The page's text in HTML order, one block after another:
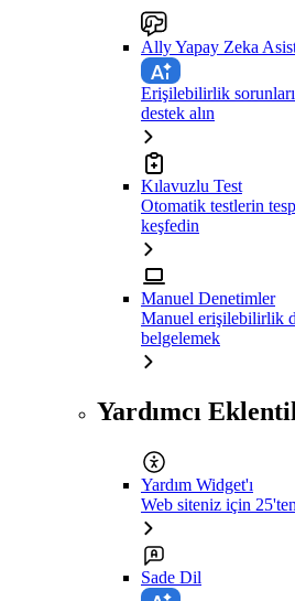
Ally Yapay Zeka
Erişilebilirlik
destek alın
Kılavuzlu Test
Otomatik testlerin
keşfedin
Manuel Denetimler
Manuel erişilebilirlik
belgelemek
Yardımcı
Yardım Widget'ı
Web siteniz için
Sade Dil